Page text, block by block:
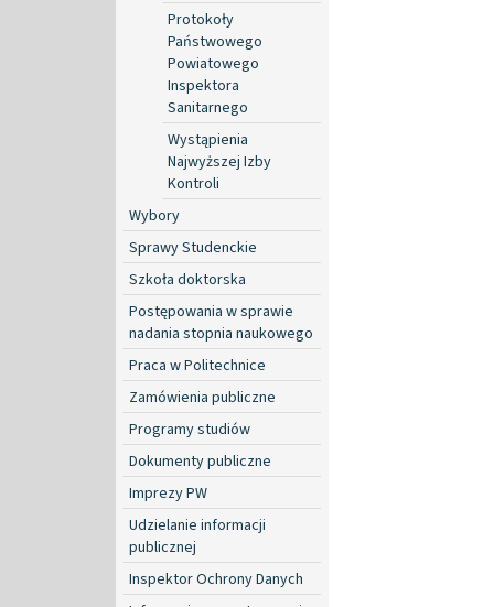
Protokoły
Państwowego
Powiatowego
Inspektora
Sanitarnego
Wystąpienia
Najwyższej Izby
Kontroli
Wybory
Sprawy Studenckie
Szkoła doktorska
Postępowania w sprawie
nadania stopnia naukowego
Praca w Politechnice
Zamówienia publiczne
Programy studiów
Dokumenty publiczne
Imprezy PW
Udzielanie informacji
publicznej
Inspektor Ochrony Danych